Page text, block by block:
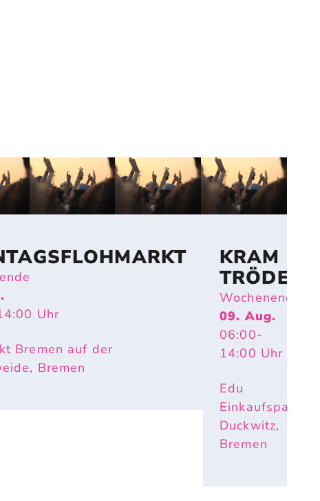
Uhr
Bremen auf der
Bremen
KRAM &
TRÖDEL
Wochenende
09. Aug.
06:00-
14:00 Uhr
Edu
Einkaufspark
Duckwitz,
Bremen